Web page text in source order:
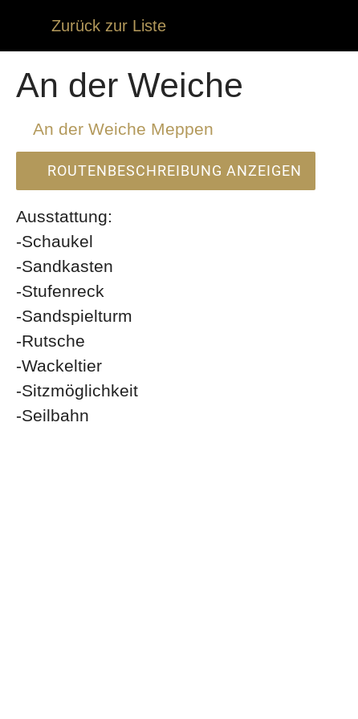
Zurück zur Liste
An der Weiche
An der Weiche Meppen
ROUTENBESCHREIBUNG ANZEIGEN
Ausstattung:
-Schaukel
-Sandkasten
-Stufenreck
-Sandspielturm
-Rutsche
-Wackeltier
-Sitzmöglichkeit
-Seilbahn